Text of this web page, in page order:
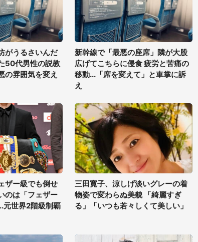
がうるさいんだ
50代男性の説教
の雰囲気を変え
新幹線で「最悪の座席」隣が大股
広げてこちらに侵食 疲労と苦痛の
移動...「席を変えて」と車掌に訴
え
ザー級でも倒せ
のは「フェザー
元世界2階級制覇
三田寛子、涼しげ淡いグレーの着
物姿で変わらぬ美貌 「綺麗すぎ
る」「いつも若々しくて美しい」